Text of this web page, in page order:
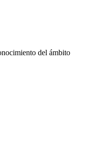
del ámbito